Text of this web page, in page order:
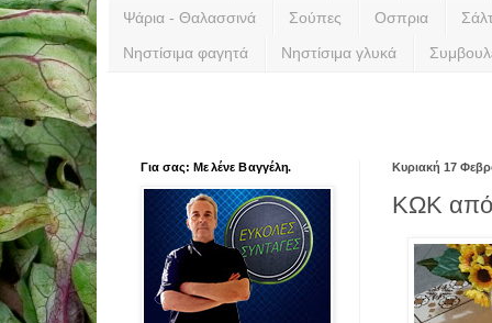
Ψάρια - Θαλασσινά Σούπες Οσπρια
Νηστίσιμα φαγητά Νηστίσιμα γλυκά
Κυριακή 17
ΚΩΚ από
Για σας: Με λένε Βαγγέλη.